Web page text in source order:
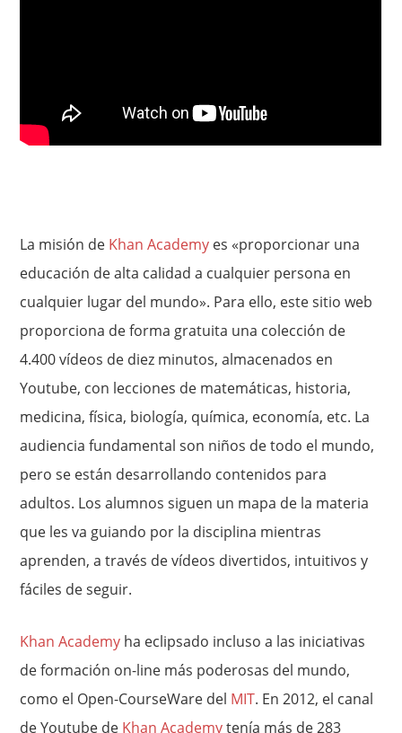
La misión de Khan Academy es «proporcionar una
educación de alta calidad a cualquier persona en
cualquier lugar del mundo». Para ello, este sitio web
proporciona de forma gratuita una colección de
4.400 vídeos de diez minutos, almacenados en
Youtube, con lecciones de matemáticas, historia,
medicina, física, biología, química, economía, etc. La
audiencia fundamental son niños de todo el mundo,
pero se están desarrollando contenidos para
adultos. Los alumnos siguen un mapa de la materia
que les va guiando por la disciplina mientras
aprenden, a través de vídeos divertidos, intuitivos y
fáciles de seguir.
Khan Academy ha eclipsado incluso a las iniciativas
de formación on-line más poderosas del mundo,
como el Open-CourseWare del MIT. En 2012, el canal
de Youtube de Khan Academytenía más de 283